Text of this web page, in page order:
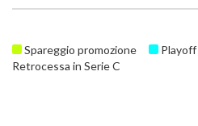
Spareggio promozione Playoff
Retrocessa in Serie C